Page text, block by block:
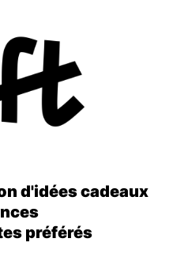
d'idées cadeaux
préférés